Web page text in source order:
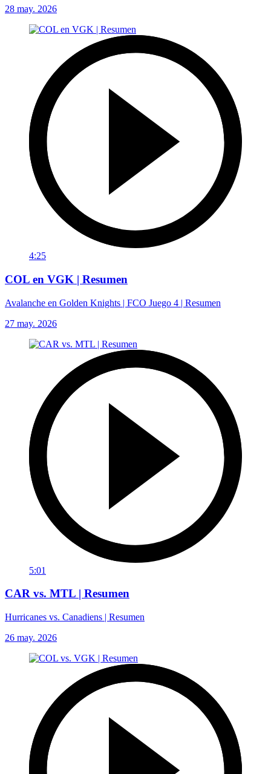
28 may. 2026
4:25
COL en VGK | Resumen
Avalanche en Golden Knights | FCO Juego 4 | Resumen
27 may. 2026
5:01
CAR vs. MTL | Resumen
Hurricanes vs. Canadiens | Resumen
26 may. 2026